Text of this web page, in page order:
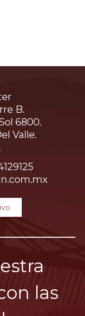
B.
6800.
Valle.
las